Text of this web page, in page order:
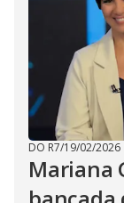
DO R7/19/02/2026
Mariana